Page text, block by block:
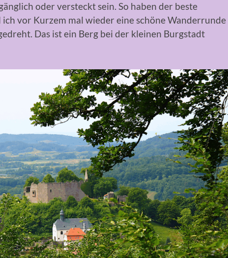
oder versteckt sein. So haben der beste
ich vor Kurzem mal wieder eine schöne Wanderrunde
Das ist ein Berg bei der kleinen Burgstadt